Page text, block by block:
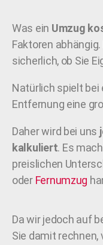
Was ein Umzug
Faktoren
sicherlich, ob Sie
Natürlich spielt bei
Entfernung eine
Daher wird bei uns
kalkuliert. Es
preislichen
oder Fernumzug
Da wir jedoch auf
Sie damit rechnen,